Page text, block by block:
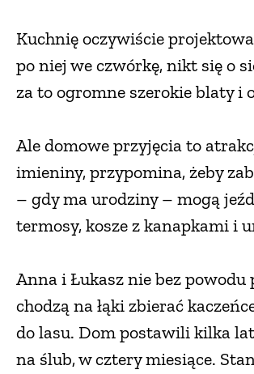
Kuchnię oczywiście
po niej we czwórkę, nikt się o
za to ogromne szerokie blaty i
Ale domowe przyjęcia to
imieniny, przypomina, żeby
– gdy ma urodziny – mogą
termosy, kosze z kanapkami i
Anna i Łukasz nie bez
chodzą na łąki zbierać
do lasu. Dom postawili kilka
na ślub, w cztery miesiące.